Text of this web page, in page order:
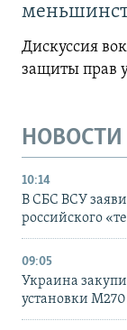
Дискуссия
защиты прав
НОВОСТИ
10:14
В СБС ВСУ
российского
09:05
Украина
установки M270